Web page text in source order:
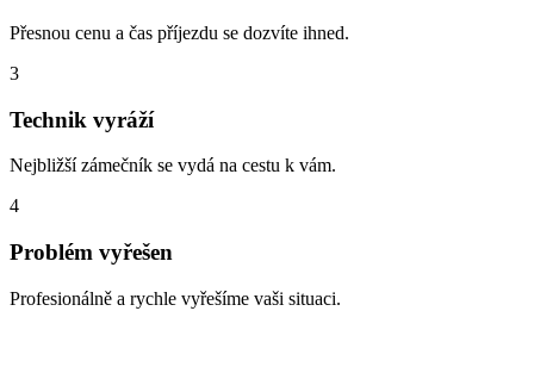
Přesnou cenu a čas příjezdu se dozvíte ihned.
3
Technik vyráží
Nejbližší zámečník se vydá na cestu k vám.
4
Problém vyřešen
Profesionálně a rychle vyřešíme vaši situaci.